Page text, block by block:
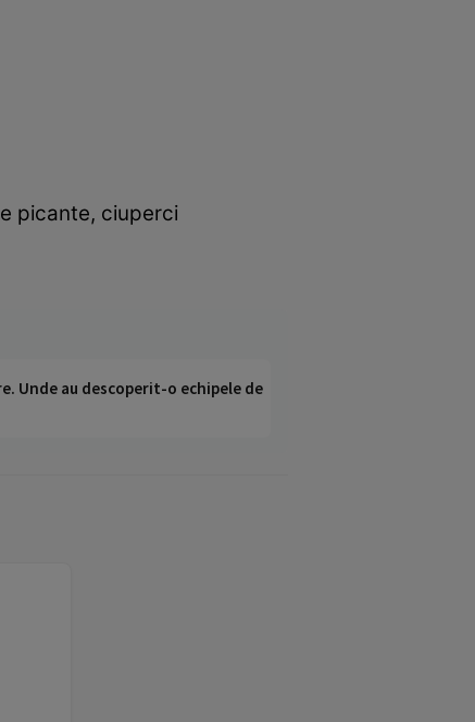
picante, ciuperci
Unde au descoperit-o echipele de